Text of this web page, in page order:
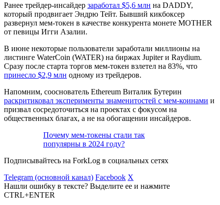
Ранее трейдер-инсайдер заработал $5,6 млн на DADDY,
который продвигает Эндрю Тейт. Бывший кикбоксер
развернул мем-токен в качестве конкурента монете MOTHER
от певицы Игги Азалии.
В июне некоторые пользователи заработали миллионы на
листинге WaterCoin (WATER) на биржах Jupiter и Raydium.
Сразу после старта торгов мем-токен взлетел на 83%, что
принесло $2,9 млн одному из трейдеров.
Напомним, сооснователь Ethereum Виталик Бутерин
раскритиковал эксперименты знаменитостей с мем-коинами и
призвал сосредоточиться на проектах с фокусом на
общественных благах, а не на обогащении инсайдеров.
Почему мем-токены стали так
популярны в 2024 году?
Подписывайтесь на ForkLog в социальных сетях
Telegram (основной канал) Facebook X
Нашли ошибку в тексте? Выделите ее и нажмите
CTRL+ENTER